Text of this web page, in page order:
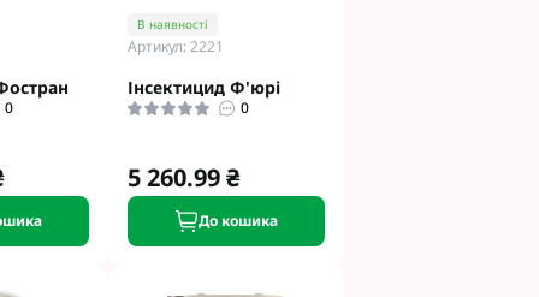
Під
Раундап
0
В наявності
Артикул: 2221
Інсектицид Ф'юрі
0
5 260.99 ₴
До кошика